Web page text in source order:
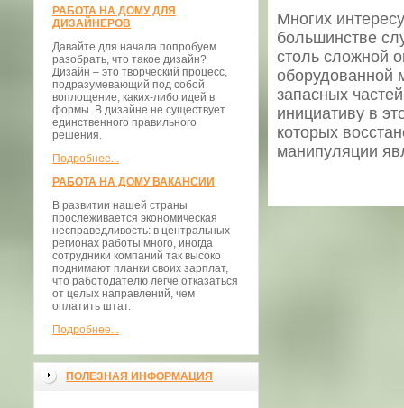
РАБОТА НА ДОМУ ДЛЯ
ДИЗАЙНЕРОВ
Давайте для начала попробуем
разобрать, что такое дизайн?
Дизайн – это творческий процесс,
подразумевающий под собой
воплощение, каких-либо идей в
формы. В дизайне не существует
единственного правильного
решения.
Подробнее...
РАБОТА НА ДОМУ ВАКАНСИИ
В развитии нашей страны
прослеживается экономическая
несправедливость: в центральных
регионах работы много, иногда
сотрудники компаний так высоко
поднимают планки своих зарплат,
что работодателю легче отказаться
от целых направлений, чем
оплатить штат.
Подробнее...
ПОЛЕЗНАЯ ИНФОРМАЦИЯ
Многих
большинстве
столь сложной
оборудованной
запасных
инициативу в
которых
манипуляции